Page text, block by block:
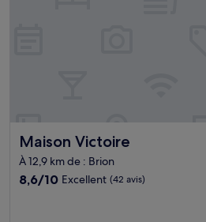
Maison Victoire
Maison Victoire
À 12,9 km de : Brion
8.6
8,6/10 Excellent (42 avis)